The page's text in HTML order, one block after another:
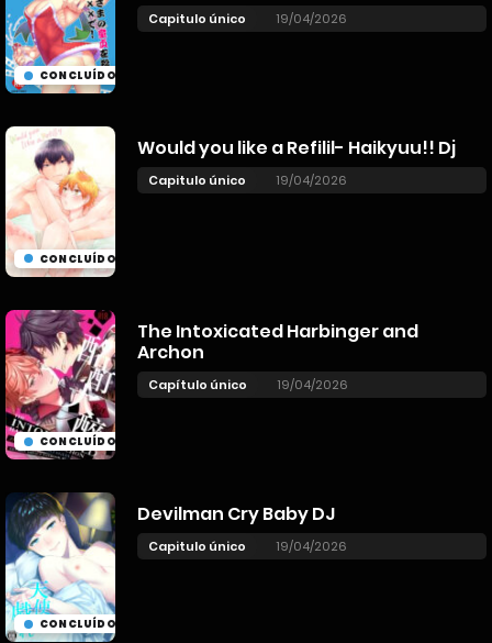
CONCLUÍDO
Capitulo único 19/04/2026
CONCLUÍDO
Would you like a Refilil- Haikyuu!! Dj
Capitulo único 19/04/2026
CONCLUÍDO
The Intoxicated Harbinger and
Archon
Capítulo único 19/04/2026
CONCLUÍDO
Devilman Cry Baby DJ
Capitulo único 19/04/2026